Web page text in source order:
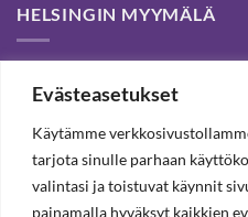
Evästeasetukset
Käytämme
tarjota sinulle parhaan
valintasi ja toistuvat käynnit
painamalla hyväksyt kaikkien
HELSINGIN MYYMÄLÄ
customers for passed years
shop and webstore.
TILAA UUTISKIRJE, SAAT